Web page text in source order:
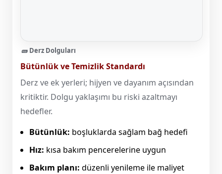
🧱 Derz Dolguları
Bütünlük ve Temizlik Standardı
Derz ve ek yerleri; hijyen ve dayanım açısından
kritiktir. Dolgu yaklaşımı bu riski azaltmayı
hedefler.
Bütünlük: boşluklarda sağlam bağ hedefi
Hız: kısa bakım pencerelerine uygun
Bakım planı: düzenli yenileme ile maliyet